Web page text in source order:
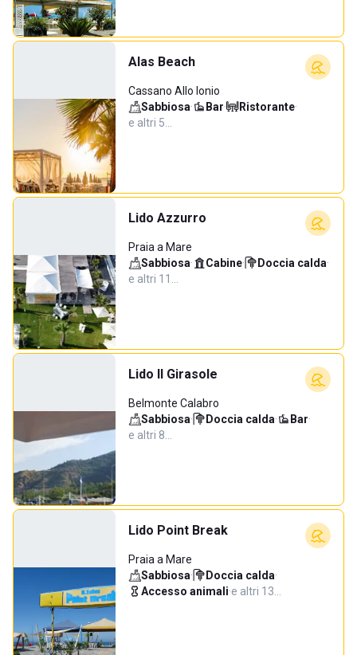
Alas Beach
Cassano Allo Ionio
Sabbiosa· Bar· Ristorante·
e altri 5…
Lido Azzurro
Praia a Mare
Sabbiosa· Cabine· Doccia calda·
e altri 11…
Lido Il Girasole
Belmonte Calabro
Sabbiosa· Doccia calda· Bar·
e altri 8…
Lido Point Break
Praia a Mare
Sabbiosa· Doccia calda·
Accesso animali·e altri 13…